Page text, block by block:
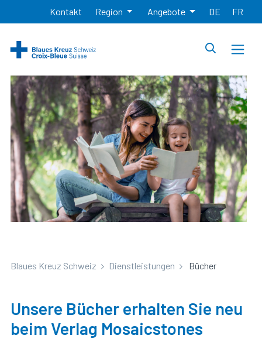
Kontakt Region Angebote DE FR
Blaues Kreuz Schweiz Dienstleistungen Bücher
Unsere Bücher erhalten Sie neu
beim Verlag Mosaicstones